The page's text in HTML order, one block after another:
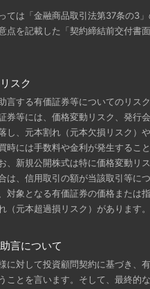
ては「金融商品取引法第37条の3
点を記載した「契約締結前交付書
スク
言する有価証券等についてのリス
券等には、価格変動リスク、発
し、元本割れ（元本欠損リスク）
時には手数料や金利が発生するこ
、新規公開株式は特に価格変動リ
は、信用取引の額が当該取引等
対象となる有価証券の価格または
（元本超過損リスク）があります。
言について
に対して投資顧問契約に基づき、
ことを言います。そして、最終的